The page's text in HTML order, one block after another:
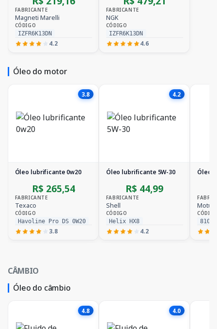
FABRICANTE
Magneti Marelli
CÓDIGO
IZFR6K13DN
4.2
FABRICANTE
NGK
CÓDIGO
IZFR6K13DN
4.6
Óleo do motor
3.8
Óleo lubrificante 0w20
R$ 265,54
FABRICANTE
Texaco
CÓDIGO
Havoline Pro DS 0W20
3.8
4.2
Óleo lubrificante 5W-30
R$ 44,99
FABRICANTE
Shell
CÓDIGO
Helix HX8
4.2
Óleo
Motul
8100
CÂMBIO
Óleo do câmbio
4.8 4.0